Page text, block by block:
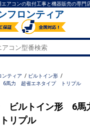
エアコンの取付工事と機器販売の専門
フロンティア
ンティア
ビルトイン形
6馬力 超省エネタイプ トリプル
ビルトイン形 6
リプル